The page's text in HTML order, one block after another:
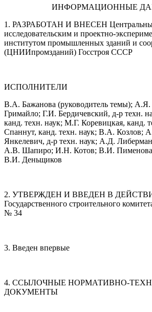
ИНФОРМАЦИОННЫЕ
1. РАЗРАБОТАН И ВНЕСЕН
исследовательским и проектно-
институтом промышленных зданий и
(ЦНИИпромзданий) Госстроя СССР
ИСПОЛНИТЕЛИ
В.А. Бажанова (руководитель темы);
Гримайло; Г.И. Бердичевский, д-р техн.
канд. техн. наук; М.Г. Коревицкая, канд.
Спаннут, канд. техн. наук; В.А.
Янкелевич, д-р техн. наук; А.Д.
А.В. Шапиро; И.Н. Котов; В.И.
В.И. Деньщиков
2. УТВЕРЖДЕН И ВВЕДЕН В ДЕЙСТВИЕ
Государственного строительного
№ 34
3. Введен впервые
4. ССЫЛОЧНЫЕ НОРМАТИВНО-
ДОКУМЕНТЫ